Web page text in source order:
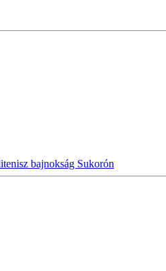
bajnokság Sukorón